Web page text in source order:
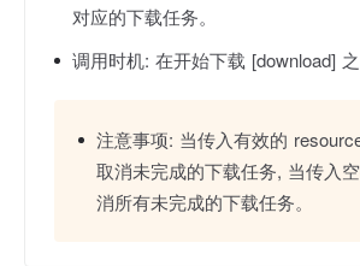
对应的下载任务。
调用时机: 在开始下载 [download] 之
注意事项: 当传入有效的
取消未完成的下载任务, 当传入
消所有未完成的下载任务。